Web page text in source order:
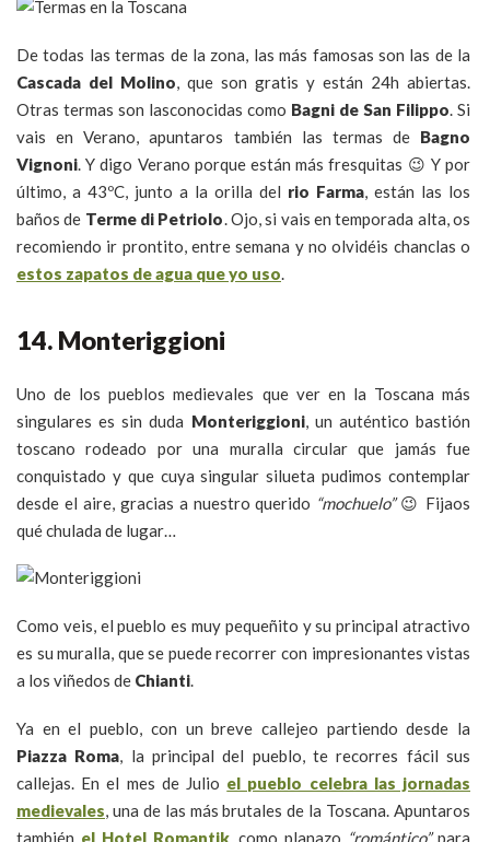
De todas las termas de la zona, las más famosas son las de la
Cascada del Molino, que son gratis y están 24h abiertas.
Otras termas son lasconocidas como Bagni de San Filippo. Si
vais en Verano, apuntaros también las termas de Bagno
Vignoni. Y digo Verano porque están más fresquitas 😉 Y por
último, a 43ºC, junto a la orilla del rio Farma, están las los
baños de Terme di Petriolo. Ojo, si vais en temporada alta, os
recomiendo ir prontito, entre semana y no olvidéis chanclas o
estos zapatos de agua que yo uso.
14. Monteriggioni
Uno de los pueblos medievales que ver en la Toscana más
singulares es sin duda Monteriggioni, un auténtico bastión
toscano rodeado por una muralla circular que jamás fue
conquistado y que cuya singular silueta pudimos contemplar
desde el aire, gracias a nuestro querido “mochuelo”😉 Fijaos
qué chulada de lugar…
Como veis, el pueblo es muy pequeñito y su principal atractivo
es su muralla, que se puede recorrer con impresionantes vistas
a los viñedos de Chianti.
Ya en el pueblo, con un breve callejeo partiendo desde la
Piazza Roma, la principal del pueblo, te recorres fácil sus
callejas. En el mes de Julio el pueblo celebra las jornadas
medievales, una de las más brutales de la Toscana. Apuntaros
también el Hotel Romantik, como planazo “romántico”para